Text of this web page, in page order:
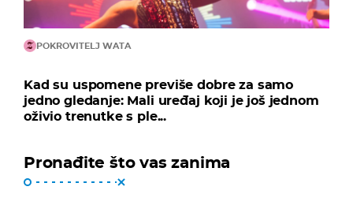
POKROVITELJ WATA
Kad su uspomene previše dobre za samo
jedno gledanje: Mali uređaj koji je još jednom
oživio trenutke s ple...
Pronađite što vas zanima